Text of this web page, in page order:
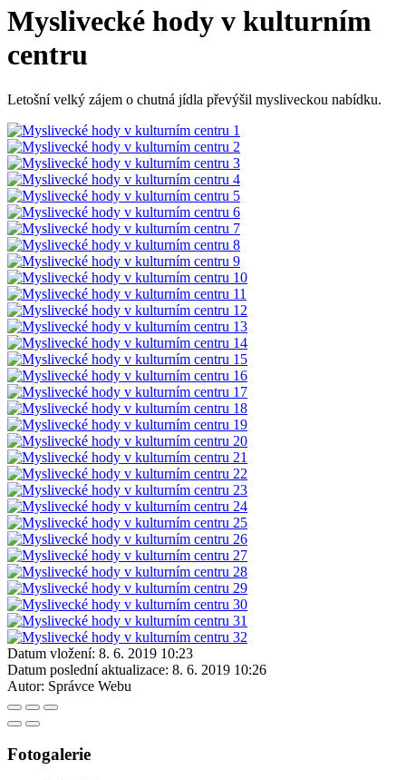
Myslivecké hody v kulturním
centru
Letošní velký zájem o chutná jídla převýšil mysliveckou nabídku.
Datum vložení: 8. 6. 2019 10:23
Datum poslední aktualizace: 8. 6. 2019 10:26
Autor: Správce Webu
Fotogalerie